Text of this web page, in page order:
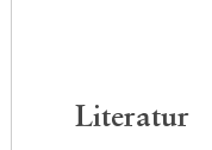
Literatur